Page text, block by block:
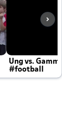
Ung vs.
#football